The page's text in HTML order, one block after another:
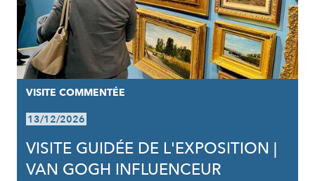
VISITE COMMENTÉE
13/12/2026
VISITE GUIDÉE DE L'EXPOSITION |
VAN GOGH INFLUENCEUR